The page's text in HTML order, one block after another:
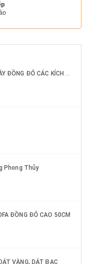
TƯỢNG BÁC HỒ NGỒI GHẾ MÂY ĐỒNG ĐỎ CÁC KÍCH THƯỚC DÁT VÀNG 9999
Phong Thủy
ĐỒNG ĐỎ CAO 50CM
VÀNG, DÁT BẠC